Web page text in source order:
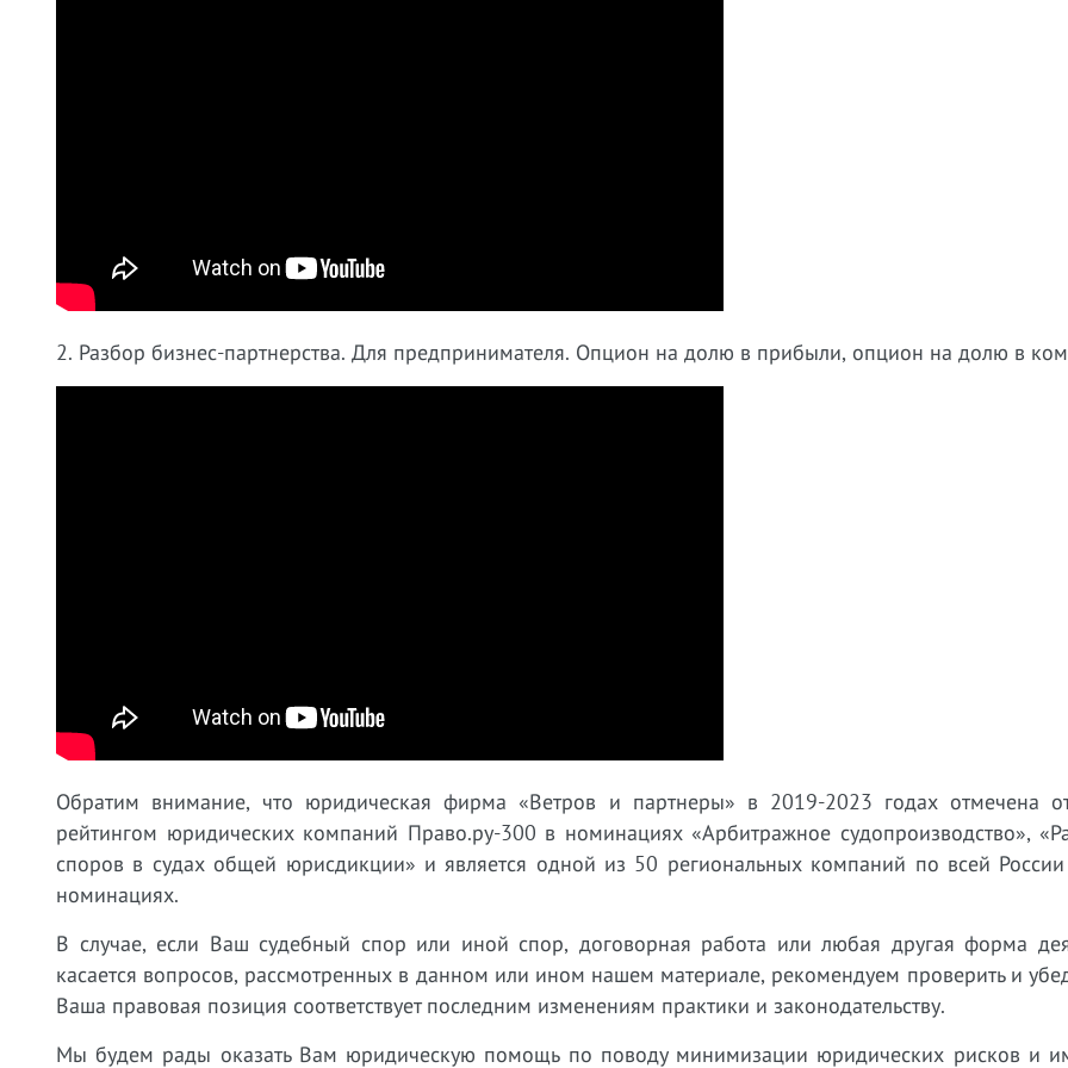
2. Разбор бизнес-партнерства. Для предпринимателя. Опцион на долю в прибыли, опцион на долю в
Обратим внимание, что юридическая фирма «Ветров и партнеры» в 2019-2023 годах отмечена
рейтингом юридических компаний Право.ру-300 в номинациях «Арбитражное судопроизводство»,
споров в судах общей юрисдикции» и является одной из 50 региональных компаний по всей
номинациях.
В случае, если Ваш судебный спор или иной спор, договорная работа или любая другая форма
касается вопросов, рассмотренных в данном или ином нашем материале, рекомендуем проверить и
Ваша правовая позиция соответствует последним изменениям практики и законодательству.
Мы будем рады оказать Вам юридическую помощь по поводу минимизации юридических рисков и